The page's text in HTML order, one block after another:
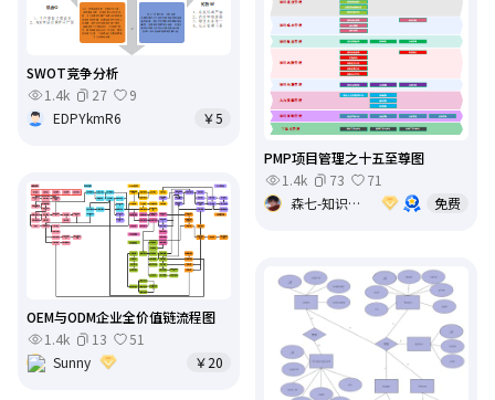
SWOT竞争分析
1.4k
27
9
EDPYkmR6
￥5
PMP项目管理之十五至尊图
1.4k
73
71
森七-知识敏捷
免费
OEM与ODM企业全价值链流程图
1.4k
13
51
Sunny
￥20